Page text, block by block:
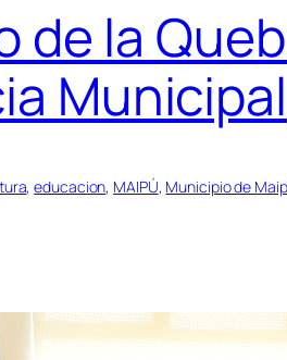
de la
Municipal
, educacion, MAIPÚ, Municipio de